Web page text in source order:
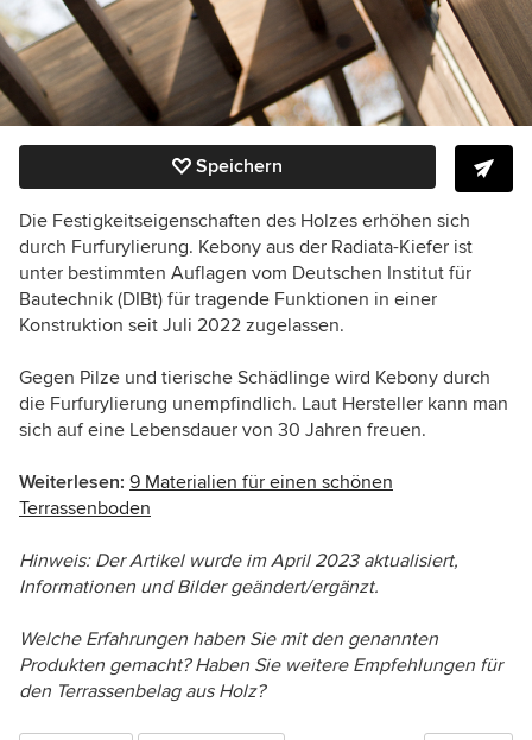
Speichern
Die Festigkeitseigenschaften des Holzes erhöhen sich
durch Furfurylierung. Kebony aus der Radiata-Kiefer ist
unter bestimmten Auflagen vom Deutschen Institut für
Bautechnik (DIBt) für tragende Funktionen in einer
Konstruktion seit Juli 2022 zugelassen.
Gegen Pilze und tierische Schädlinge wird Kebony durch
die Furfurylierung unempfindlich. Laut Hersteller kann man
sich auf eine Lebensdauer von 30 Jahren freuen.
Weiterlesen: 9 Materialien für einen schönen
Terrassenboden
Hinweis: Der Artikel wurde im April 2023 aktualisiert,
Informationen und Bilder geändert/ergänzt.
Welche Erfahrungen haben Sie mit den genannten
Produkten gemacht? Haben Sie weitere Empfehlungen für
den Terrassenbelag aus Holz?